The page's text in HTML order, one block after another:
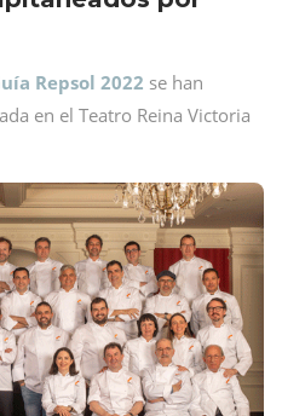
Repsol 2022 se han
en el Teatro Reina Victoria